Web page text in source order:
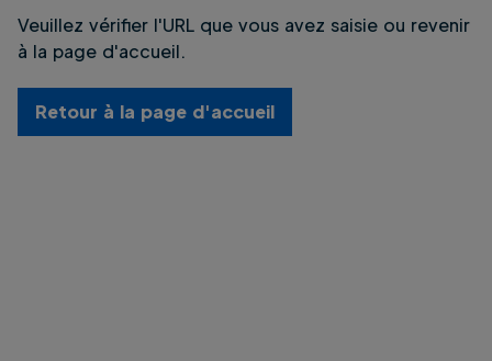
Veuillez vérifier l'URL que vous avez saisie ou revenir
à la page d'accueil.
Retour à la page d'accueil